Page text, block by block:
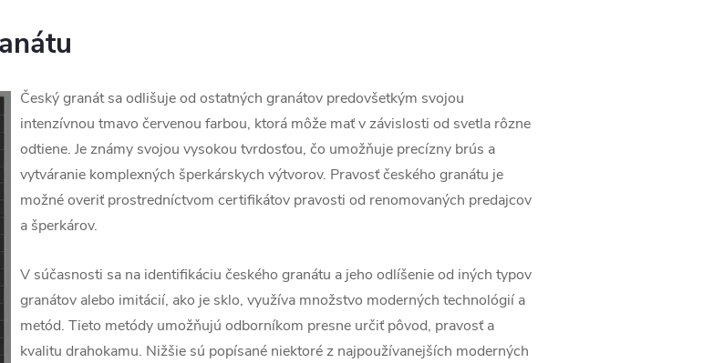
Český granát sa odlišuje od ostatných granátov predovšetkým svojou
intenzívnou tmavo červenou farbou, ktorá môže mať v závislosti od svetla rôzne
odtiene. Je známy svojou vysokou tvrdosťou, čo umožňuje precízny brús a
vytváranie komplexných šperkárskych výtvorov. Pravosť českého granátu je
možné overiť prostredníctvom certifikátov pravosti od renomovaných predajcov
a šperkárov.
V súčasnosti sa na identifikáciu českého granátu a jeho odlíšenie od iných typov
granátov alebo imitácií, ako je sklo, využíva množstvo moderných technológií a
metód. Tieto metódy umožňujú odborníkom presne určiť pôvod, pravosť a
kvalitu drahokamu. Nižšie sú popísané niektoré z najpoužívanejších moderných